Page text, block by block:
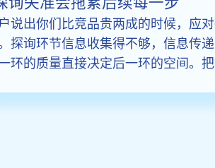
说出你们比竞品贵两成的时候，应
探询环节信息收集得不够，信息传
环的质量直接决定后一环的空间。